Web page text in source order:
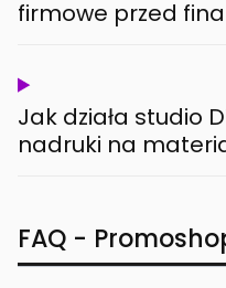
firmowe przed
Jak działa studio
nadruki na
FAQ -